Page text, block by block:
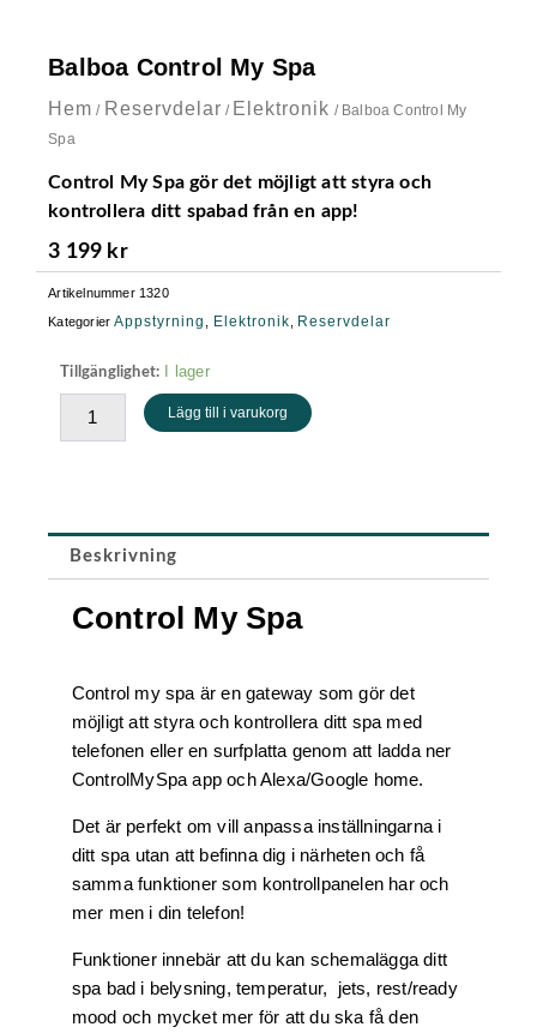
Balboa Control My Spa
Hem / Reservdelar / Elektronik / Balboa Control My
Spa
Control My Spa gör det möjligt att styra och
kontrollera ditt spabad från en app!
3 199 kr
Artikelnummer 1320
Kategorier Appstyrning Elektronik Reservdelar
Tillgänglighet: I lager
Balboa
Control
Spa
Lägg till i varukorg
Beskrivning
Control My Spa
Control my spa är en gateway som gör det
möjligt att styra och kontrollera ditt spa med
telefonen eller en surfplatta genom att ladda ner
ControlMySpa app och Alexa/Google home.
Det är perfekt om vill anpassa inställningarna i
ditt spa utan att befinna dig i närheten och få
samma funktioner som kontrollpanelen har och
mer men i din telefon!
Funktioner innebär att du kan schemalägga ditt
spa bad i belysning, temperatur, jets, rest/ready
mood och mycket mer för att du ska få den